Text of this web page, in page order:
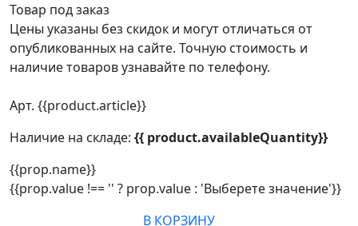
Товар под заказ
Цены указаны без скидок и могут отличаться от
опубликованных на сайте. Точную стоимость и
наличие товаров узнавайте по телефону.
Арт. {{product.article}}
Наличие на складе: {{ product.availableQuantity}}
{{prop.name}}
{{prop.value !== '' ? prop.value : 'Выберете значение'}}
В КОРЗИНУ